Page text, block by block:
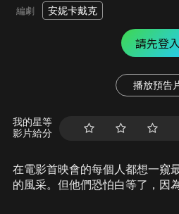
編劇 安妮卡戴克
請先登入
播放預告
我的星等
影片給分
在電影首映會的每個人都想一窺
的風采。但他們恐怕白等了，因